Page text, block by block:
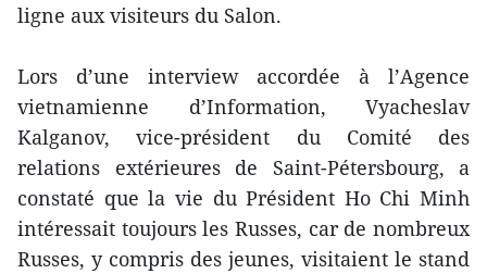
ligne aux visiteurs du Salon.
Lors d’une interview accordée à l’Agence
vietnamienne d’Information, Vyacheslav
Kalganov, vice-président du Comité des
relations extérieures de Saint-Pétersbourg, a
constaté que la vie du Président Ho Chi Minh
intéressait toujours les Russes, car de nombreux
Russes, y compris des jeunes, visitaient le stand